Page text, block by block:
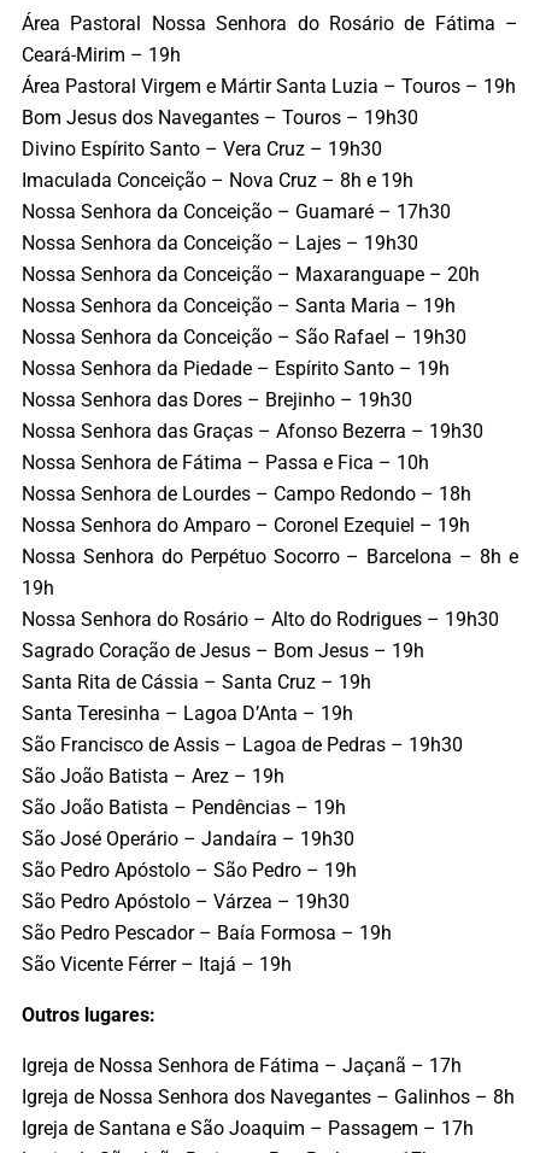
Área Pastoral Nossa Senhora do Rosário de Fátima –
Ceará-Mirim – 19h
Área Pastoral Virgem e Mártir Santa Luzia – Touros – 19h
Bom Jesus dos Navegantes – Touros – 19h30
Divino Espírito Santo – Vera Cruz – 19h30
Imaculada Conceição – Nova Cruz – 8h e 19h
Nossa Senhora da Conceição – Guamaré – 17h30
Nossa Senhora da Conceição – Lajes – 19h30
Nossa Senhora da Conceição – Maxaranguape – 20h
Nossa Senhora da Conceição – Santa Maria – 19h
Nossa Senhora da Conceição – São Rafael – 19h30
Nossa Senhora da Piedade – Espírito Santo – 19h
Nossa Senhora das Dores – Brejinho – 19h30
Nossa Senhora das Graças – Afonso Bezerra – 19h30
Nossa Senhora de Fátima – Passa e Fica – 10h
Nossa Senhora de Lourdes – Campo Redondo – 18h
Nossa Senhora do Amparo – Coronel Ezequiel – 19h
Nossa Senhora do Perpétuo Socorro – Barcelona – 8h e
19h
Nossa Senhora do Rosário – Alto do Rodrigues – 19h30
Sagrado Coração de Jesus – Bom Jesus – 19h
Santa Rita de Cássia – Santa Cruz – 19h
Santa Teresinha – Lagoa D’Anta – 19h
São Francisco de Assis – Lagoa de Pedras – 19h30
São João Batista – Arez – 19h
São João Batista – Pendências – 19h
São José Operário – Jandaíra – 19h30
São Pedro Apóstolo – São Pedro – 19h
São Pedro Apóstolo – Várzea – 19h30
São Pedro Pescador – Baía Formosa – 19h
São Vicente Férrer – Itajá – 19h
Outros lugares:
Igreja de Nossa Senhora de Fátima – Jaçanã – 17h
Igreja de Nossa Senhora dos Navegantes – Galinhos – 8h
Igreja de Santana e São Joaquim – Passagem – 17h